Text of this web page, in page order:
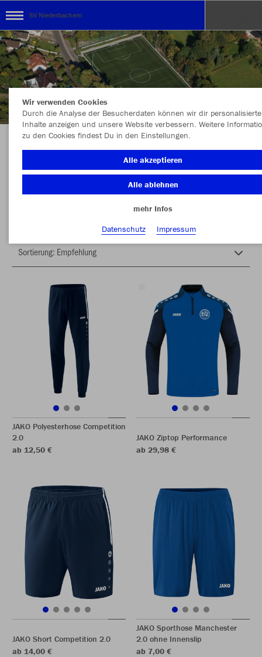
SV Niederbachem
SV NIEDERBACHEM TEAMSHOP
Farbe
JAKO Polyesterhose Competition
2.0
ab 12,50 €
JAKO Ziptop Performance
ab 29,98 €
JAKO Short Competition 2.0
ab 14,00 €
JAKO Sporthose Manchester
2.0 ohne Innenslip
ab 7,00 €
Wir verwenden Cookies
Durch die Analyse der Besucherdaten können wir dir personalisierte
Inhalte anzeigen und unsere Website verbessern. Weitere
zu den Cookies findest Du in den Einstellungen.
Alle akzeptieren
Alle ablehnen
mehr Infos
Datenschutz
Impressum